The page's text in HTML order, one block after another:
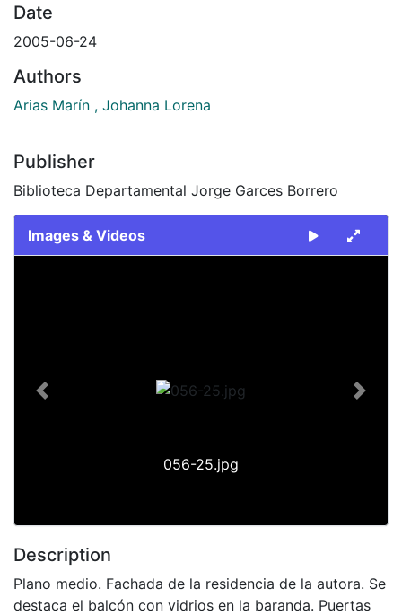
Date
2005-06-24
Authors
Arias Marín , Johanna Lorena
Publisher
Biblioteca Departamental Jorge Garces Borrero
Images & Videos
056-25.jpg
Previous Next
Description
Plano medio. Fachada de la residencia de la autora. Se
destaca el balcón con vidrios en la baranda. Puertas